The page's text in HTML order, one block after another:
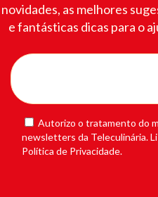
novidades, as melhores
e fantásticas dicas para o
Autorizo o tratamento do
newsletters da Teleculinária.
Política de Privacidade.